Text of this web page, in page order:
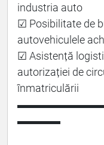
industria auto
☑ Posibilitate de
autovehiculele
☑ Asistență
autorizației de
înmatriculării
▬▬▬▬